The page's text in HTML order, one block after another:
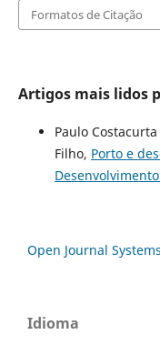
Formatos de Citação
Artigos mais lidos
Paulo
Filho, Porto e
Open Journal Systems
Idioma